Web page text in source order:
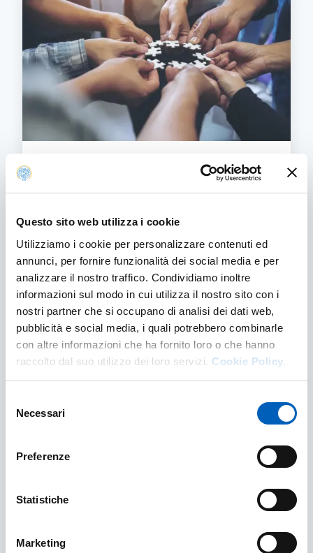
Questo sito web utilizza i cookie
Utilizziamo i cookie per personalizzare contenuti ed
annunci, per fornire funzionalità dei social media e per
analizzare il nostro traffico. Condividiamo inoltre
informazioni sul modo in cui utilizza il nostro sito con i
nostri partner che si occupano di analisi dei dati web,
pubblicità e social media, i quali potrebbero combinarle
con altre informazioni che ha fornito loro o che hanno
raccolto dal suo utilizzo dei loro servizi. Cookie Policy.
delNecessari
Preferenze
Statistiche
Marketing
Attori del Sistema di Assicurazione della
Atenei definito da ANVUR assegna ruoli
processi di assicurazione e valutazione...
SCOPRI DI PIÙATTORI DEL SISTEMA DI ASSICURAZIONE
Obiettivi annuali di Assicurazione della
Obiettivi annuali di Assicurazione della Qualità